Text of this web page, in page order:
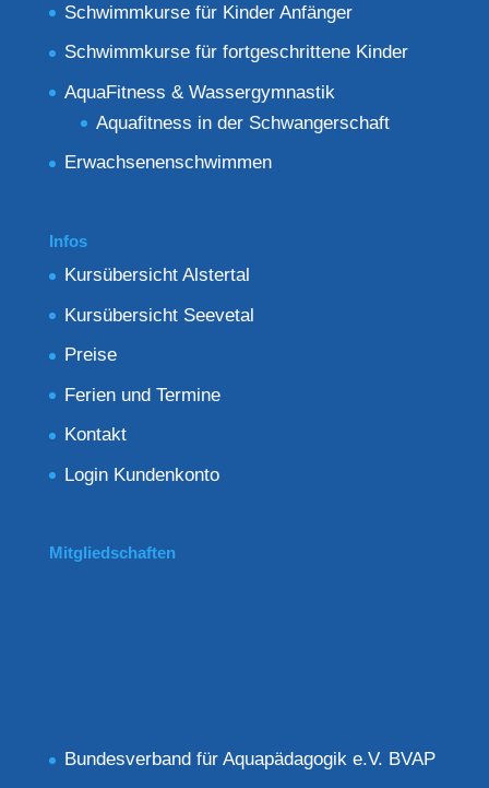
Schwimmkurse für Kinder Anfänger
Schwimmkurse für fortgeschrittene Kinder
AquaFitness & Wassergymnastik
Aquafitness in der Schwangerschaft
Erwachsenenschwimmen
Infos
Kursübersicht Alstertal
Kursübersicht Seevetal
Preise
Ferien und Termine
Kontakt
Login Kundenkonto
Mitgliedschaften
Bundesverband für Aquapädagogik e.V. BVAP